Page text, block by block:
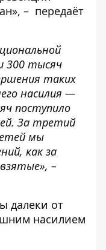
– передаёт
300 тысяч
таких
насилия —
поступило
За третий
мы
как за
–
далеки от
насилием